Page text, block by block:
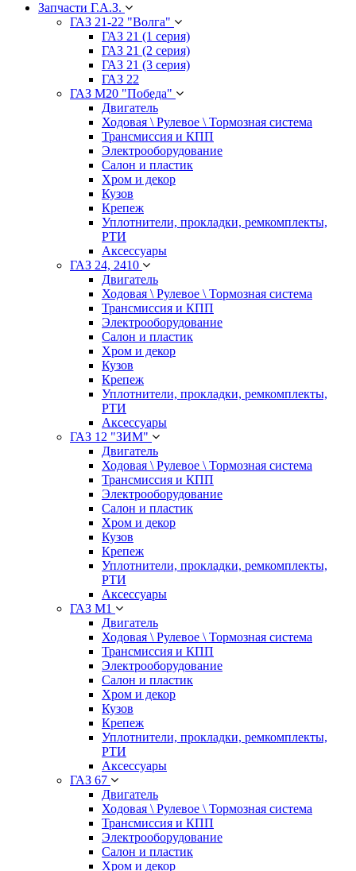
Запчасти Г.А.З.
ГАЗ 21-22 "Волга"
ГАЗ 21 (1 серия)
ГАЗ 21 (2 серия)
ГАЗ 21 (3 серия)
ГАЗ 22
ГАЗ М20 "Победа"
Двигатель
Ходовая \ Рулевое \ Тормозная система
Трансмиссия и КПП
Электрооборудование
Салон и пластик
Хром и декор
Кузов
Крепеж
Уплотнители, прокладки, ремкомплекты,
РТИ
Аксессуары
ГАЗ 24, 2410
Двигатель
Ходовая \ Рулевое \ Тормозная система
Трансмиссия и КПП
Электрооборудование
Салон и пластик
Хром и декор
Кузов
Крепеж
Уплотнители, прокладки, ремкомплекты,
РТИ
Аксессуары
ГАЗ 12 "ЗИМ"
Двигатель
Ходовая \ Рулевое \ Тормозная система
Трансмиссия и КПП
Электрооборудование
Салон и пластик
Хром и декор
Кузов
Крепеж
Уплотнители, прокладки, ремкомплекты,
РТИ
Аксессуары
ГАЗ М1
Двигатель
Ходовая \ Рулевое \ Тормозная система
Трансмиссия и КПП
Электрооборудование
Салон и пластик
Хром и декор
Кузов
Крепеж
Уплотнители, прокладки, ремкомплекты,
РТИ
Аксессуары
ГАЗ 67
Двигатель
Ходовая \ Рулевое \ Тормозная система
Трансмиссия и КПП
Электрооборудование
Салон и пластик
Хром и декор